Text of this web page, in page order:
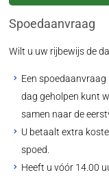
Spoedaanvraag
Wilt u uw rijbewijs de
Een
dag geholpen kunt
samen naar de
U betaalt extra
spoed.
Heeft u vóór 14.00